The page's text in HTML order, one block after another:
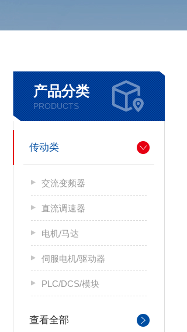
产品分类
PRODUCTS
传动类
交流变频器
直流调速器
电机/马达
伺服电机/驱动器
PLC/DCS/模块
查看全部